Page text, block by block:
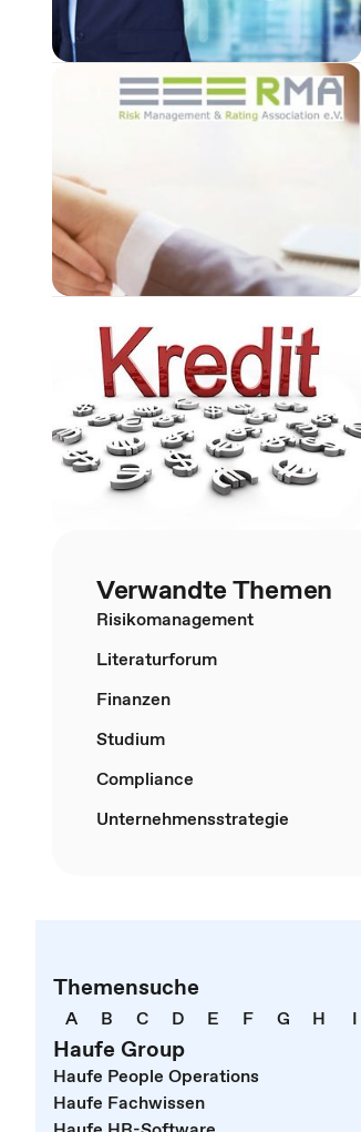
Verwandte Themen
Risikomanagement
Literaturforum
Finanzen
Studium
Compliance
Unternehmensstrategie
Themensuche
A B C D E F G H I
Haufe Group
Haufe People Operations
Haufe Fachwissen